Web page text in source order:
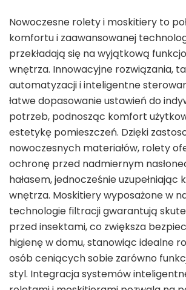
Nowoczesne rolety i moskitiery to
komfortu i zaawansowanej
przekładają się na wyjątkową
wnętrza. Innowacyjne rozwiązania,
automatyzacji i inteligentne
łatwe dopasowanie ustawień do
potrzeb, podnosząc komfort
estetykę pomieszczeń. Dzięki
nowoczesnych materiałów, rolety
ochronę przed nadmiernym
hałasem, jednocześnie uzupełniając
wnętrza. Moskitiery wyposażone w
technologie filtracji gwarantują
przed insektami, co zwiększa
higienę w domu, stanowiąc idealne
osób ceniących sobie zarówno
styl. Integracja systemów